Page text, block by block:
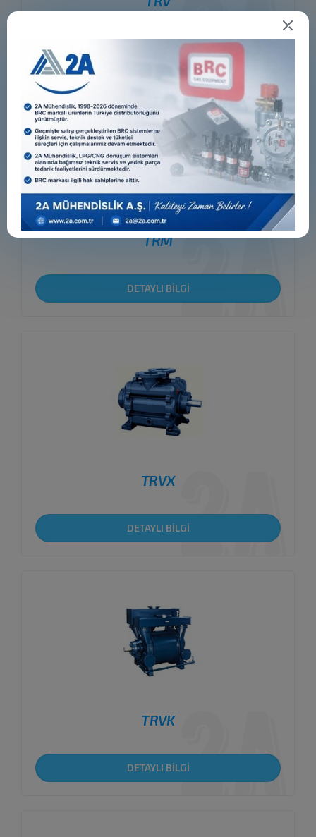
DETAYLI BİLGİ
TRM
DETAYLI BİLGİ
TRVX
DETAYLI BİLGİ
TRVK
DETAYLI BİLGİ